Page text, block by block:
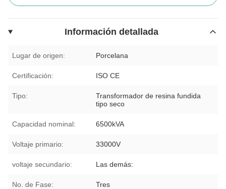
Información detallada
Lugar de origen: Porcelana
Certificación: ISO CE
Tipo:
Transformador de resina fundida
tipo seco
Capacidad nominal: 6500kVA
Voltaje primario: 33000V
voltaje secundario: Las demás:
No. de Fase: Tres